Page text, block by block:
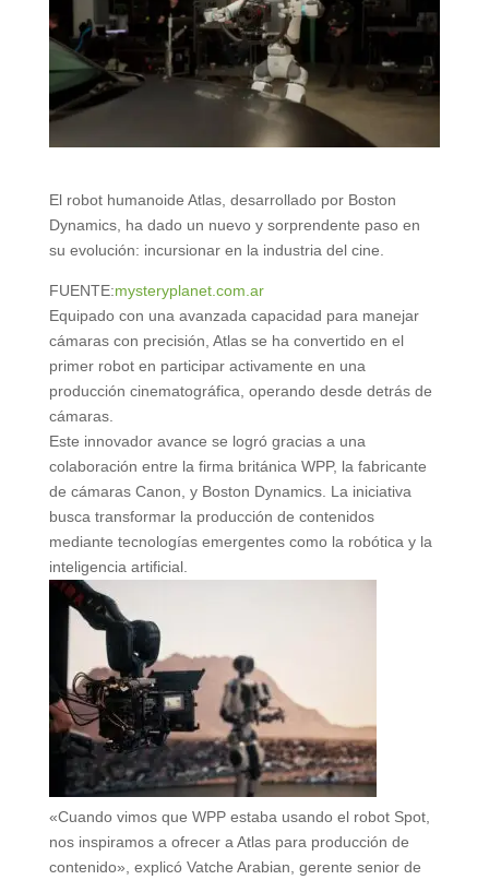
El robot humanoide Atlas, desarrollado por Boston
Dynamics, ha dado un nuevo y sorprendente paso en
su evolución: incursionar en la industria del cine.
FUENTE:mysteryplanet.com.ar
Equipado con una avanzada capacidad para manejar
cámaras con precisión, Atlas se ha convertido en el
primer robot en participar activamente en una
producción cinematográfica, operando desde detrás de
cámaras.
Este innovador avance se logró gracias a una
colaboración entre la firma británica WPP, la fabricante
de cámaras Canon, y Boston Dynamics. La iniciativa
busca transformar la producción de contenidos
mediante tecnologías emergentes como la robótica y la
inteligencia artificial.
«Cuando vimos que WPP estaba usando el robot Spot,
nos inspiramos a ofrecer a Atlas para producción de
contenido», explicó Vatche Arabian, gerente senior de